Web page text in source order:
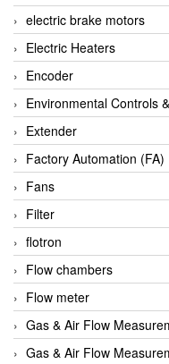
ANTEC S.A
Antico pumps
Anybus/ HMS
AOBEN
Apex Dynamics Vietnam
Apex Dynamics Vietnam
Apiste
APLISENS VietNam
Apollo Fire
Appleton
AQ Matic
Aqualabo Vietnam
Aquametro
electric brake motors
Electric Heaters
Encoder
Environmental Controls
Extender
Factory Automation (FA)
Fans
Filter
flotron
Flow chambers
Flow meter
Gas & Air Flow
Gas & Air Flow